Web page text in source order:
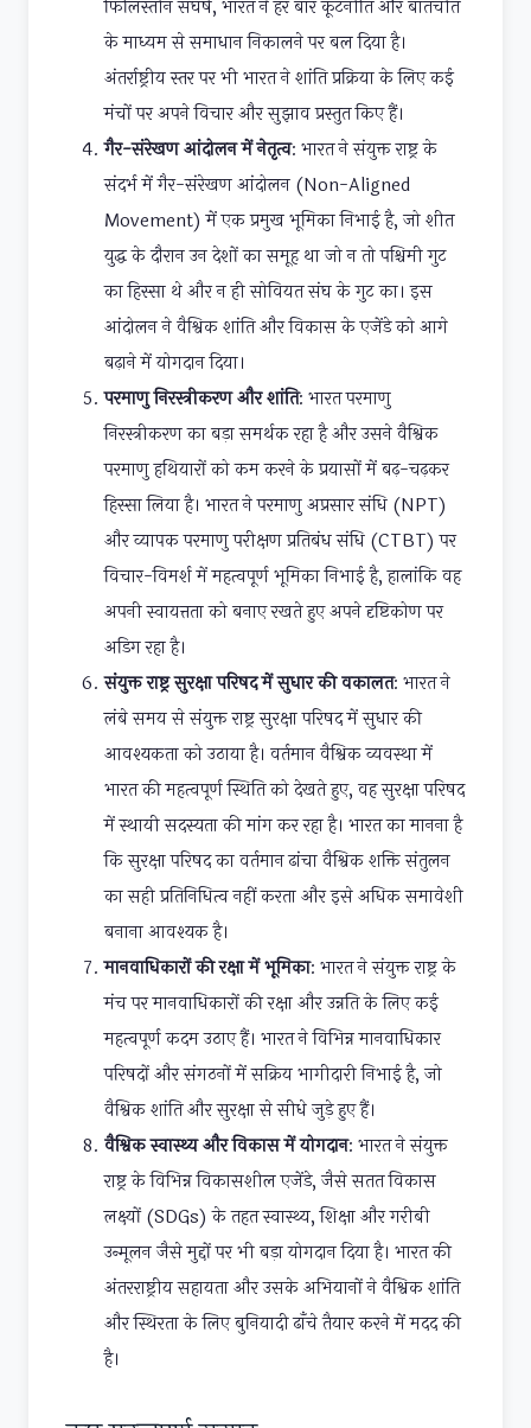
फिलिस्तीन संघर्ष, भारत ने हर बार कूटनीति और बातचीत
के माध्यम से समाधान निकालने पर बल दिया है।
अंतर्राष्ट्रीय स्तर पर भी भारत ने शांति प्रक्रिया के लिए कई
मंचों पर अपने विचार और सुझाव प्रस्तुत किए हैं।
गैर-संरेखण आंदोलन में नेतृत्व: भारत ने संयुक्त राष्ट्र के
संदर्भ में गैर-संरेखण आंदोलन (Non-Aligned
Movement) में एक प्रमुख भूमिका निभाई है, जो शीत
युद्ध के दौरान उन देशों का समूह था जो न तो पश्चिमी गुट
का हिस्सा थे और न ही सोवियत संघ के गुट का। इस
आंदोलन ने वैश्विक शांति और विकास के एजेंडे को आगे
बढ़ाने में योगदान दिया।
परमाणु निरस्त्रीकरण और शांति: भारत परमाणु
निरस्त्रीकरण का बड़ा समर्थक रहा है और उसने वैश्विक
परमाणु हथियारों को कम करने के प्रयासों में बढ़-चढ़कर
हिस्सा लिया है। भारत ने परमाणु अप्रसार संधि (NPT)
और व्यापक परमाणु परीक्षण प्रतिबंध संधि (CTBT) पर
विचार-विमर्श में महत्वपूर्ण भूमिका निभाई है, हालांकि वह
अपनी स्वायत्तता को बनाए रखते हुए अपने दृष्टिकोण पर
अडिग रहा है।
संयुक्त राष्ट्र सुरक्षा परिषद में सुधार की वकालत: भारत ने
लंबे समय से संयुक्त राष्ट्र सुरक्षा परिषद में सुधार की
आवश्यकता को उठाया है। वर्तमान वैश्विक व्यवस्था में
भारत की महत्वपूर्ण स्थिति को देखते हुए, वह सुरक्षा परिषद
में स्थायी सदस्यता की मांग कर रहा है। भारत का मानना है
कि सुरक्षा परिषद का वर्तमान ढांचा वैश्विक शक्ति संतुलन
का सही प्रतिनिधित्व नहीं करता और इसे अधिक समावेशी
बनाना आवश्यक है।
मानवाधिकारों की रक्षा में भूमिका: भारत ने संयुक्त राष्ट्र के
मंच पर मानवाधिकारों की रक्षा और उन्नति के लिए कई
महत्वपूर्ण कदम उठाए हैं। भारत ने विभिन्न मानवाधिकार
परिषदों और संगठनों में सक्रिय भागीदारी निभाई है, जो
वैश्विक शांति और सुरक्षा से सीधे जुड़े हुए हैं।
वैश्विक स्वास्थ्य और विकास में योगदान: भारत ने संयुक्त
राष्ट्र के विभिन्न विकासशील एजेंडे, जैसे सतत विकास
लक्ष्यों (SDGs) के तहत स्वास्थ्य, शिक्षा और गरीबी
उन्मूलन जैसे मुद्दों पर भी बड़ा योगदान दिया है। भारत की
अंतरराष्ट्रीय सहायता और उसके अभियानों ने वैश्विक शांति
और स्थिरता के लिए बुनियादी ढाँचे तैयार करने में मदद की
है।